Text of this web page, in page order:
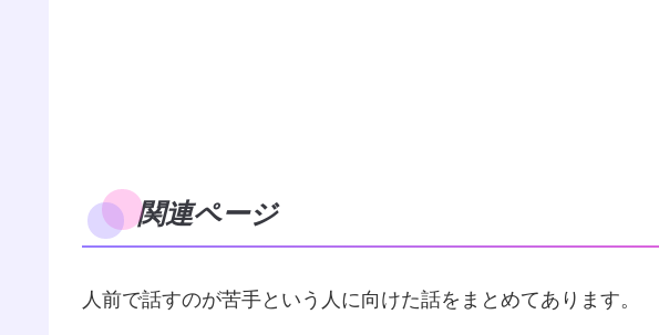
関連ページ
人前で話すのが苦手という人に向けた話をまとめてあります。